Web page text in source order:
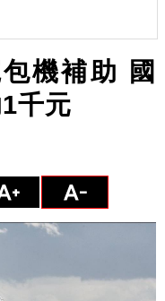
機補助 國
千元